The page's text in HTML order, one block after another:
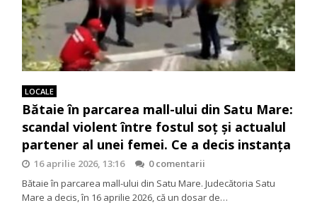
LOCALE
Bătaie în parcarea mall-ului din Satu Mare:
scandal violent între fostul soț și actualul
partener al unei femei. Ce a decis instanța
16 aprilie 2026, 13:16
0 comentarii
Bătaie în parcarea mall-ului din Satu Mare. Judecătoria Satu
Mare a decis, în 16 aprilie 2026, că un dosar de…